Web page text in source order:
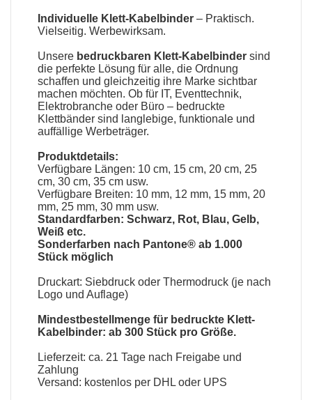
Individuelle Klett-Kabelbinder – Praktisch.
Vielseitig. Werbewirksam.
Unsere bedruckbaren Klett-Kabelbinder sind
die perfekte Lösung für alle, die Ordnung
schaffen und gleichzeitig ihre Marke sichtbar
machen möchten. Ob für IT, Eventtechnik,
Elektrobranche oder Büro – bedruckte
Klettbänder sind langlebige, funktionale und
auffällige Werbeträger.
Produktdetails:
Verfügbare Längen: 10 cm, 15 cm, 20 cm, 25
cm, 30 cm, 35 cm usw.
Verfügbare Breiten: 10 mm, 12 mm, 15 mm, 20
mm, 25 mm, 30 mm usw.
Standardfarben: Schwarz, Rot, Blau, Gelb,
Weiß etc.
Sonderfarben nach Pantone® ab 1.000
Stück möglich
Druckart: Siebdruck oder Thermodruck (je nach
Logo und Auflage)
Mindestbestellmenge für bedruckte Klett-
Kabelbinder: ab 300 Stück pro Größe.
Lieferzeit: ca. 21 Tage nach Freigabe und
Zahlung
Versand: kostenlos per DHL oder UPS